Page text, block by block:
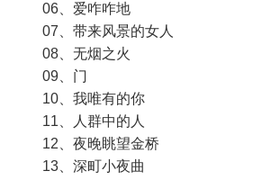
06、爱咋咋地
07、带来风景的女人
08、无烟之火
09、门
10、我唯有的你
11、人群中的人
12、夜晚眺望金桥
13、深町小夜曲